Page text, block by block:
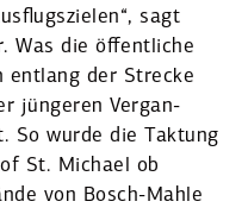
sagt
Was die öffent­liche
entlang der Strecke
jüngeren Vergan­
So wurde die Taktung
St. Michael ob
von Bosch-Mahle